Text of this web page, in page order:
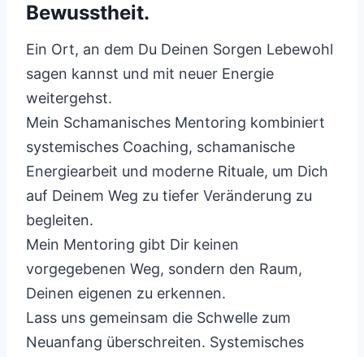
Bewusstheit.
Ein Ort, an dem Du Deinen Sorgen Lebewohl
sagen kannst und mit neuer Energie
weitergehst.
Mein Schamanisches Mentoring kombiniert
systemisches Coaching, schamanische
Energiearbeit und moderne Rituale, um Dich
auf Deinem Weg zu tiefer Veränderung zu
begleiten.
Mein Mentoring gibt Dir keinen
vorgegebenen Weg, sondern den Raum,
Deinen eigenen zu erkennen.
Lass uns gemeinsam die Schwelle zum
Neuanfang überschreiten. Systemisches